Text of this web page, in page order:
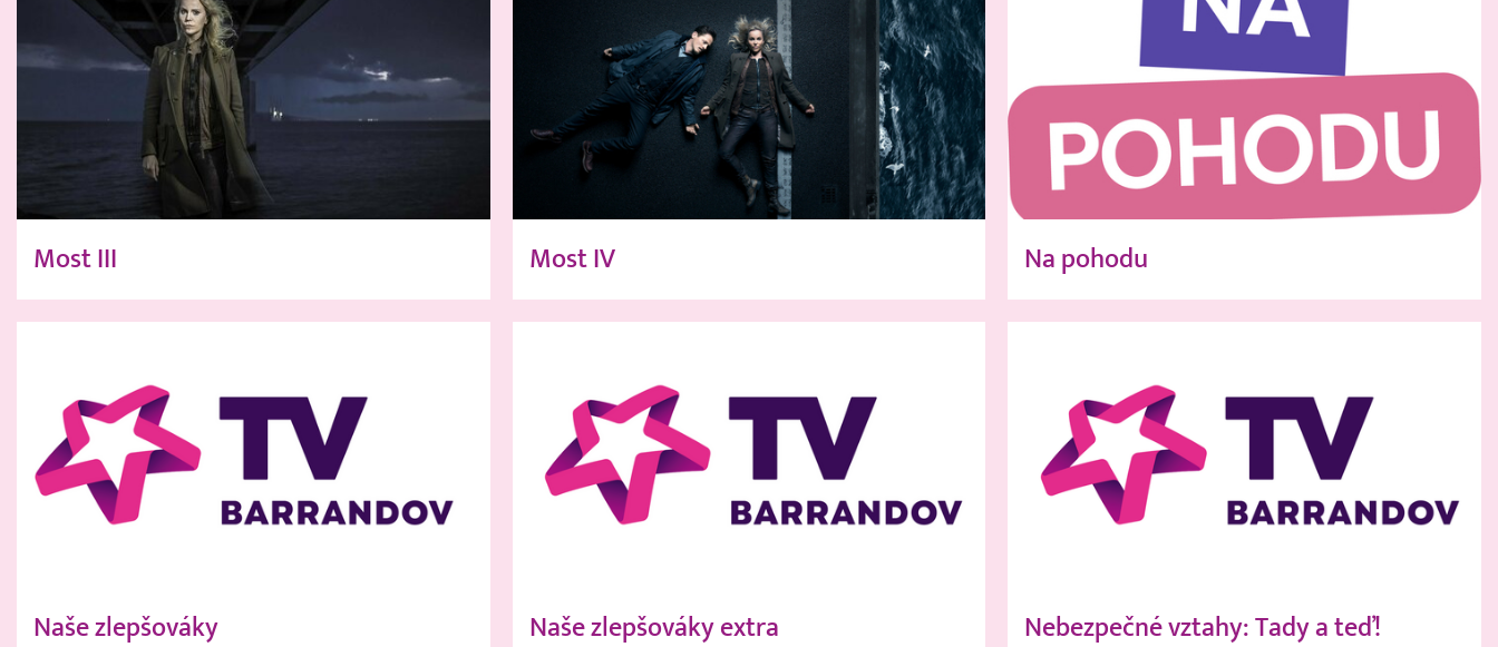
Most III Most IV Na pohodu
Naše zlepšováky Naše zlepšováky extra Nebezpečné vztahy: Tady a teď!